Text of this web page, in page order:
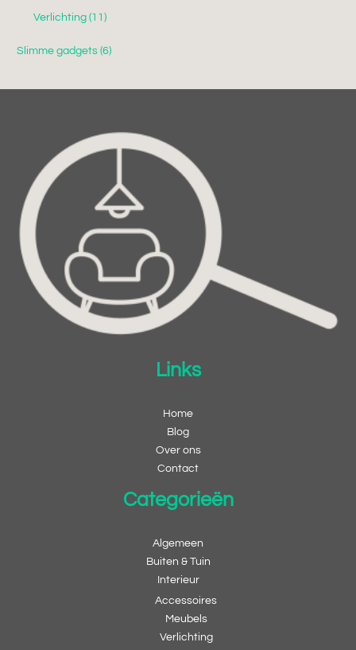
Verlichting(11)
Slimme gadgets (6)
Links
Home
Blog
Over ons
Contact
Categorieën
Algemeen
Buiten & Tuin
Interieur
Accessoires
Meubels
Verlichting